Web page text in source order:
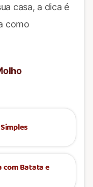
casa, a dica é
como
com Batata e